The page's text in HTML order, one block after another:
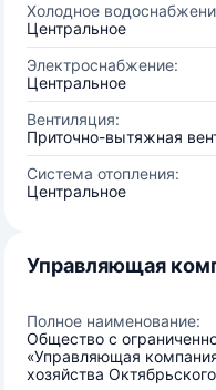
Холодное
Центральное
Электроснабжение:
Центральное
Вентиляция:
Приточно-вытяжная
Система отопления:
Центральное
Управляющая
Полное наименование:
Общество с
«Управляющая
хозяйства